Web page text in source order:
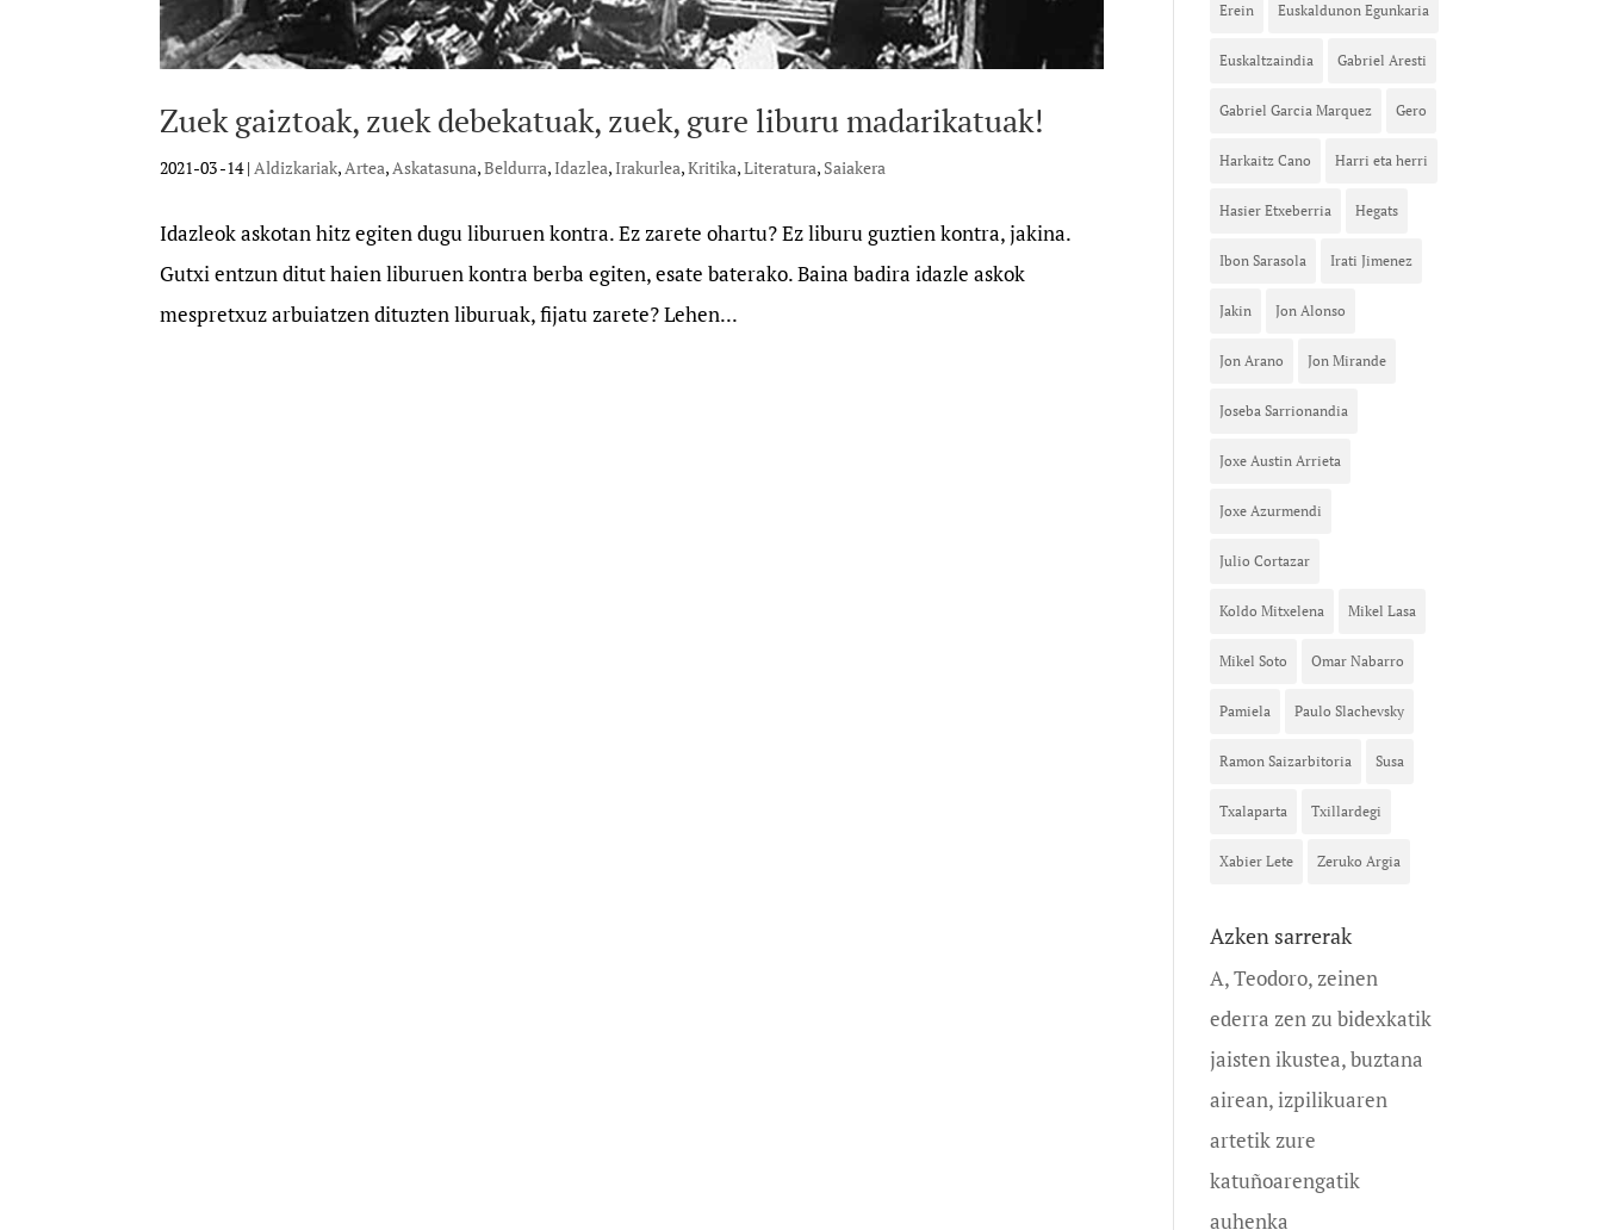
Zuek gaiztoak, zuek debekatuak, zuek, gure liburu madarikatuak!
2021-03 -14| Aldizkariak, Artea, Askatasuna,Beldurra,Idazlea,Irakurlea,Kritika,Literatura, Saiakera
Idazleok askotan hitz egiten dugu liburuen kontra. Ez zarete ohartu? Ez liburu guztien kontra, jakina.
Gutxi entzun ditut haien liburuen kontra berba egiten, esate baterako. Baina badira idazle askok
mespretxuz arbuiatzen dituzten liburuak, fijatu zarete? Lehen...
Erein Euskaldunon Egunkaria
Euskaltzaindia Gabriel Aresti
Gabriel Garcia Marquez Gero
Harkaitz Cano Harri eta herri
Hasier Etxeberria Hegats
Ibon Sarasola Irati Jimenez
Jakin Jon Alonso
Jon Arano Jon Mirande
Joseba Sarrionandia
Joxe Austin Arrieta
Joxe Azurmendi
Julio Cortazar
Koldo Mitxelena Mikel Lasa
Mikel Soto Omar Nabarro
Pamiela Paulo Slachevsky
Ramon Saizarbitoria Susa
Txalaparta Txillardegi
Xabier Lete Zeruko Argia
Azken sarrerak
A, Teodoro, zeinen
ederra zen zu bidexkatik
jaisten ikustea, buztana
airean, izpilikuaren
artetik zure
katuñoarengatik
auhenka